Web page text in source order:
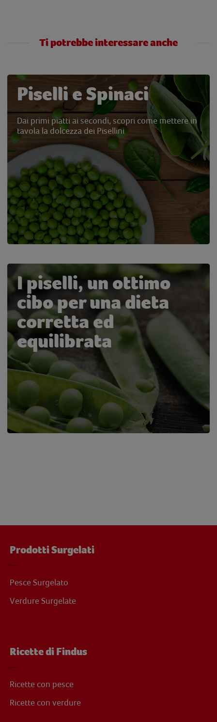
Ti potrebbe interessare anche
Piselli e Spinaci
Dai primi piatti ai secondi, scopri come mettere in
tavola la dolcezza dei Pisellini
I piselli, un ottimo
cibo per una dieta
corretta ed
equilibrata
Prodotti Surgelati
Pesce Surgelato
Verdure Surgelate
Ricette di Findus
Ricette con pesce
Ricette con verdure